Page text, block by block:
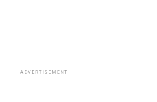
ADVERTISEMENT